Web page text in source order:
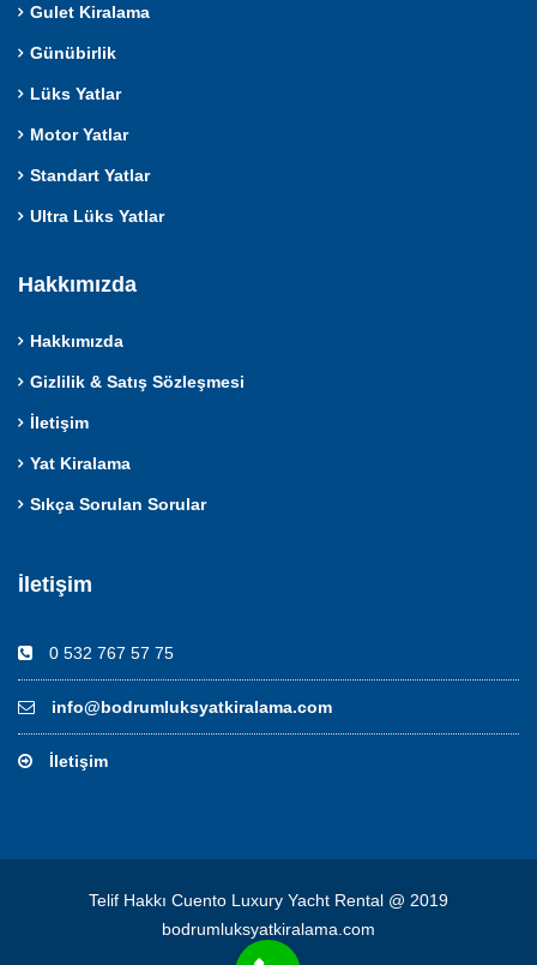
Gulet Kiralama
Günübirlik
Lüks Yatlar
Motor Yatlar
Standart Yatlar
Ultra Lüks Yatlar
Hakkımızda
Hakkımızda
Gizlilik & Satış Sözleşmesi
İletişim
Yat Kiralama
Sıkça Sorulan Sorular
İletişim
0 532 767 57 75
info@bodrumluksyatkiralama.com
İletişim
Telif Hakkı Cuento Luxury Yacht Rental @ 2019
bodrumluksyatkiralama.com